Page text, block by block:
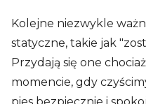
Kolejne niezwykle
statyczne, takie jak
Przydają się one
momencie, gdy
pies bezpiecznie i